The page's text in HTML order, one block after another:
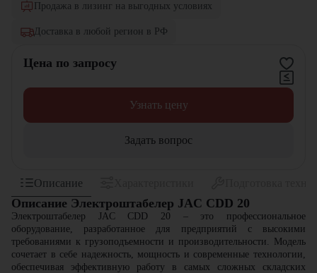
Продажа в лизинг на выгодных условиях
Доставка в любой регион в РФ
Цена по запросу
Узнать цену
Задать вопрос
Описание
Описание Электроштабелер JAC CDD 20
Электроштабелер JAC CDD 20 – это профессиональное
оборудование, разработанное для предприятий с высокими
требованиями к грузоподъемности и производительности. Модель
сочетает в себе надежность, мощность и современные технологии,
обеспечивая эффективную работу в самых сложных складских